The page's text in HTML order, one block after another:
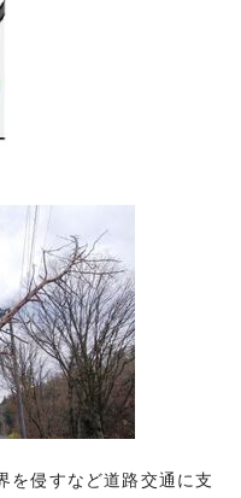
を侵すなど道路交通に支